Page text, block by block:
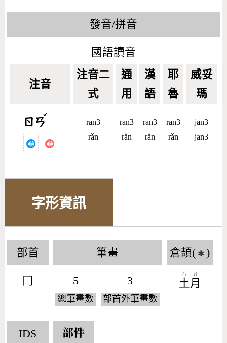
發音/拼音
國語讀音
注音
注音二
式
通
用
漢
語
耶
魯
威妥
瑪
ㄖㄢ
ˇ
ran3
rǎn
ran3
rǎn
ran3
rǎn
ran3
rǎn
jan3
jan3
字形資訊
部首
冂
筆畫
5
總筆畫數
3
部首外筆畫數
倉頡( ✱ )
土
G
月
B
IDS 部件